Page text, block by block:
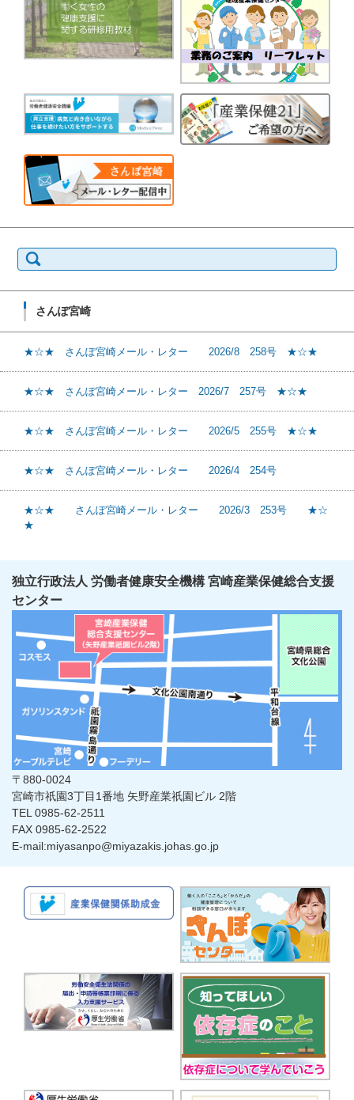
索:
さんぽ宮崎
★☆★ さんぽ宮崎メール・レター 2026/8 258号 ★☆★
★☆★ さんぽ宮崎メール・レター 2026/7 257号 ★☆★
★☆★ さんぽ宮崎メール・レター 2026/5 255号 ★☆★
★☆★ さんぽ宮崎メール・レター 2026/4 254号
★☆★ さんぽ宮崎メール・レター 2026/3 253号 ★☆
★
独立行政法人 労働者健康安全機構 宮崎産業保健総合支援
センター
〒880-0024
宮崎市祇園3丁目1番地 矢野産業祇園ビル 2階
TEL 0985-62-2511
FAX 0985-62-2522
E-mail:miyasanpo@miyazakis.johas.go.jp